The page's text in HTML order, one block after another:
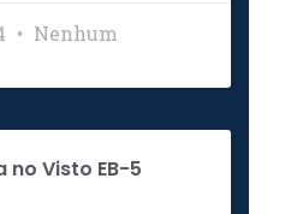
Nenhum
no Visto EB-5